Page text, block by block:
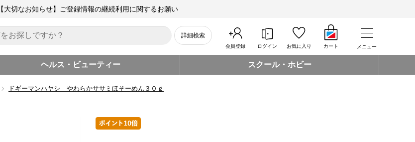
【大切なお知らせ】ご登録情報の継続利用に関するお願い
詳細検索
会員登録 ログイン お気に入り カート メニュー
ヘルス・ビューティー スクール・ホビー
ドギーマンハヤシ やわらかササミほそーめん３０ｇ